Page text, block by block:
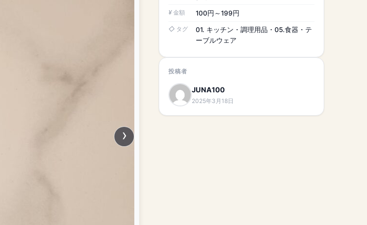
金額 100円～199円
タグ
01. キッチン・調理用品・05.食器・テ
ーブルウェア
投稿者
JUNA100
2025年3月18日